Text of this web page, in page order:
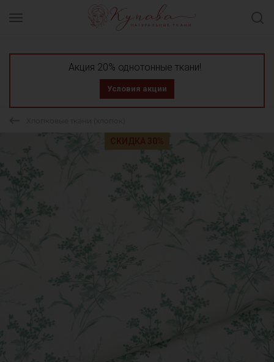
Акция 20% однотонные ткани!
Условия акции
Хлопковые ткани (хлопок)